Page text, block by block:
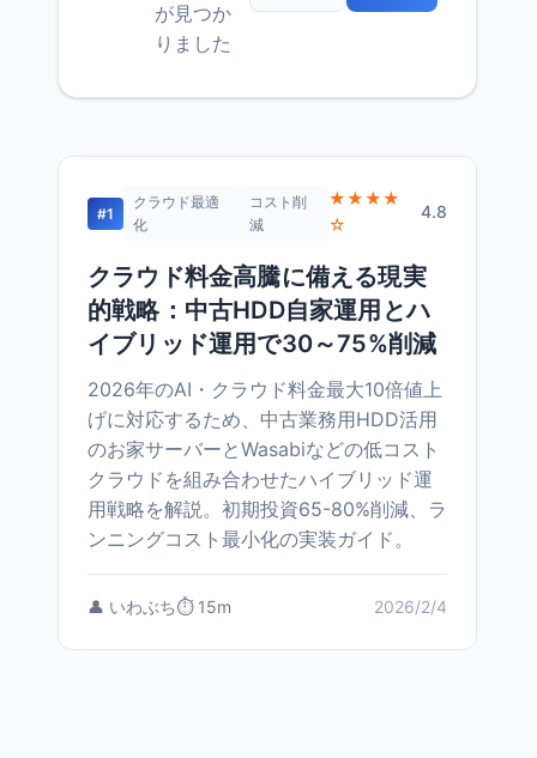
が見つか
りました
#1
クラウド最適
化
コスト削
減
★★★★
☆
4.8
クラウド料金高騰に備える現実
的戦略：中古HDD自家運用とハ
イブリッド運用で30～75%削減
2026年のAI・クラウド料金最大10倍値上
げに対応するため、中古業務用HDD活用
のお家サーバーとWasabiなどの低コスト
クラウドを組み合わせたハイブリッド運
用戦略を解説。初期投資65-80%削減、ラ
ンニングコスト最小化の実装ガイド。
👤 いわぶち⏱️ 15m 2026/2/4